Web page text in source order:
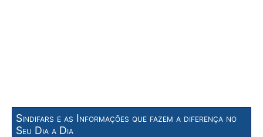
Sindifars e as Informações que fazem a diferença no
Seu Dia a Dia